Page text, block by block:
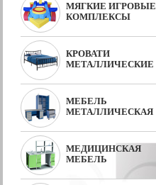
МЯГКИЕ ИГРОВЫЕ
КОМПЛЕКСЫ
КРОВАТИ
МЕТАЛЛИЧЕСКИЕ
МЕБЕЛЬ
МЕТАЛЛИЧЕСКАЯ
МЕДИЦИНСКАЯ
МЕБЕЛЬ